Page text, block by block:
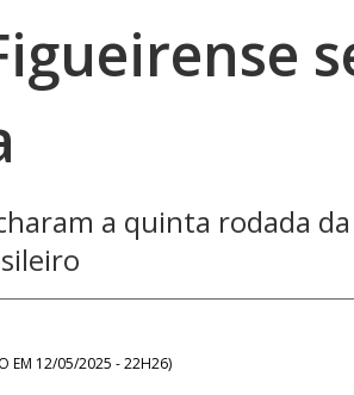
a quinta rodada
EM 12/05/2025 - 22H26)